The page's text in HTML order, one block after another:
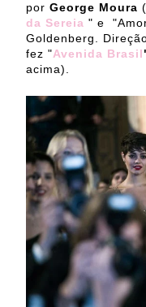
por George Moura
da Sereia " e
Goldenberg.
fez "Avenida Brasil
acima).